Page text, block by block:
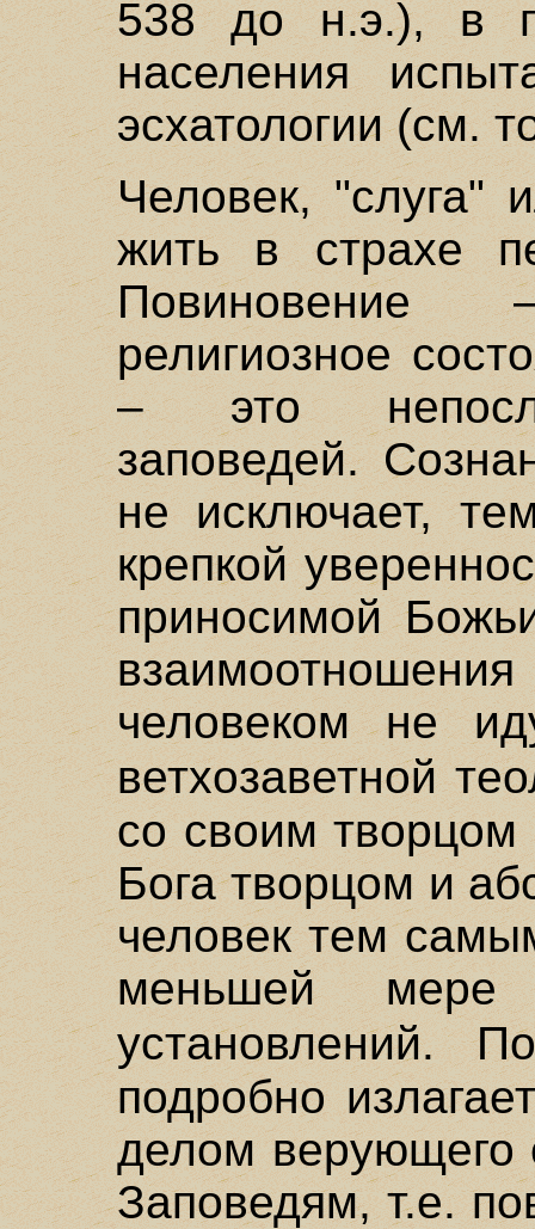
538 до н.э.), в
населения
эсхатологии (см.
Человек, "слуга"
жить в страхе
религиозное
– это
заповедей.
не исключает,
крепкой
приносимой
человеком не
ветхозаветной
со своим
Бога творцом и
человек тем
меньшей
установлений.
подробно
делом верующего
Заповедям, т.е.